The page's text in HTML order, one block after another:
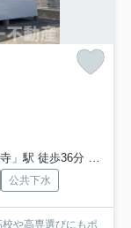
」駅 徒歩36分 土讃
公共下水
や高専選びにもポ